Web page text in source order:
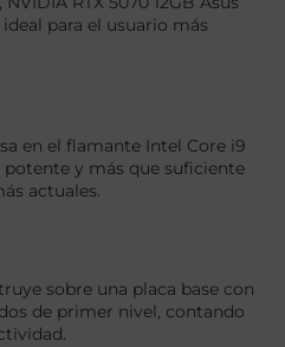
para el usuario más
en el flamante Intel Core i9
potente y más que suficiente
actuales.
sobre una placa base con
de primer nivel, contando